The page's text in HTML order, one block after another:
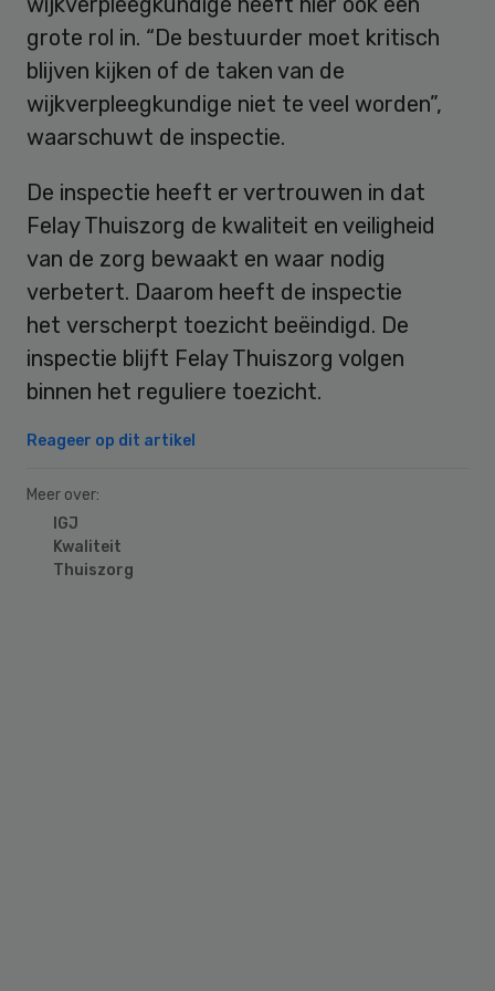
grote rol in. “De bestuurder moet kritisch
blijven kijken of de taken van de
wijkverpleegkundige niet te veel worden”,
waarschuwt de inspectie.
De inspectie heeft er vertrouwen in dat
Felay Thuiszorg de kwaliteit en veiligheid
van de zorg bewaakt en waar nodig
verbetert. Daarom heeft de inspectie
het verscherpt toezicht beëindigd. De
inspectie blijft Felay Thuiszorg volgen
binnen het reguliere toezicht.
Reageer op dit artikel
Meer over:
IGJ
Kwaliteit
Thuiszorg